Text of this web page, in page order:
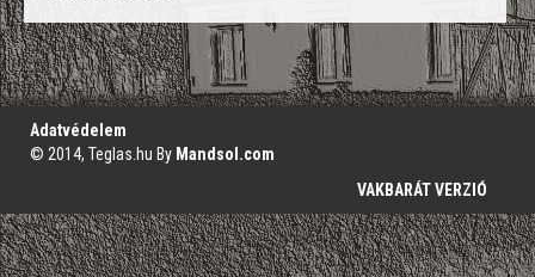
';
Adatvédelem
© 2014, Teglas.hu By Mandsol.com
VAKBARÁT VERZIÓ